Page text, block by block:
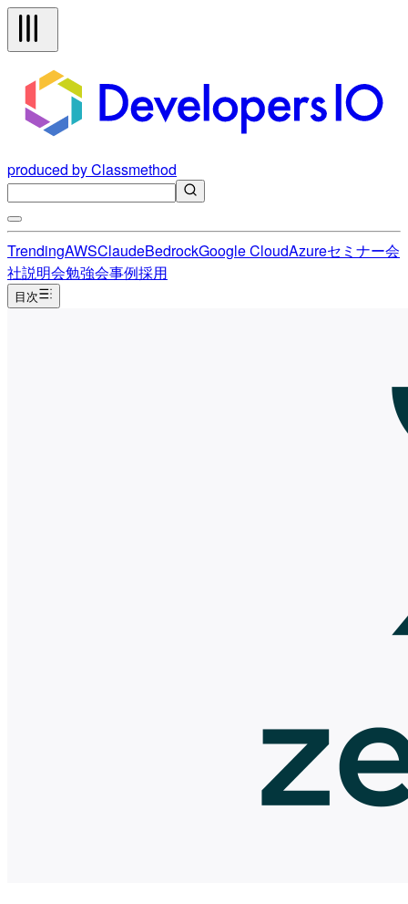
produced by Classmethod
TrendingAWSClaudeBedrockGoogle CloudAzureセミナー会
社説明会勉強会事例採用
目次